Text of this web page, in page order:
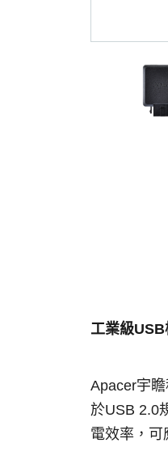
工業級
Apacer宇
於USB 2.0
電效率，可